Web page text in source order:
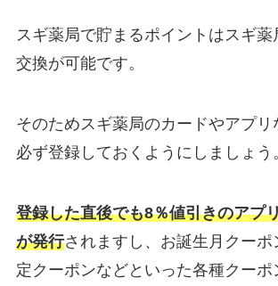
スギ薬局で貯まるポイントはスギ薬
交換が可能です。
そのためスギ薬局のカードやアプリ
必ず登録しておくようにしましょう
登録した直後でも8％値引きのアプ
が発行されますし、お誕生月クーポ
定クーポンなどといった各種クーポ